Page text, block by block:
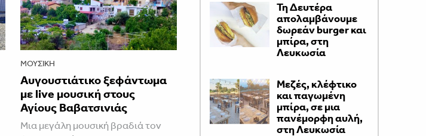
ΜΟΥΣΙΚΉ
Αυγουστιάτικο ξεφάντωμα
με live μουσική στους
Αγίους Βαβατσινιάς
Μια μεγάλη μουσική βραδιά τον
Τη Δευτέρα
απολαμβάνουμε
δωρεάν burger και
μπίρα, στη
Λευκωσία
Μεζές, κλέφτικο
και παγωμένη
μπίρα, σε μια
πανέμορφη αυλή,
στη Λευκωσία